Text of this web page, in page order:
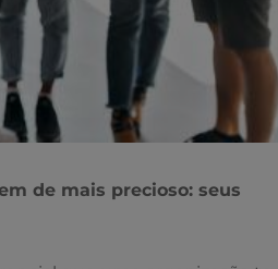
de mais precioso: seus